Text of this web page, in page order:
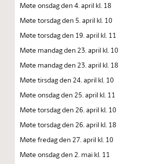
Møte onsdag den 4. april kl. 18
Møte torsdag den 5. april kl. 10
Møte torsdag den 19. april kl. 11
Møte mandag den 23. april kl. 10
Møte mandag den 23. april kl. 18
Møte tirsdag den 24. april kl. 10
Møte onsdag den 25. april kl. 11
Møte torsdag den 26. april kl. 10
Møte torsdag den 26. april kl. 18
Møte fredag den 27. april kl. 10
Møte onsdag den 2. mai kl. 11